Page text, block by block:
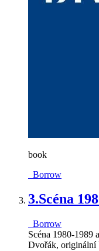
book
Borrow
3.Scéna
Borrow
Scéna 1980-1989
Dvořák, originální